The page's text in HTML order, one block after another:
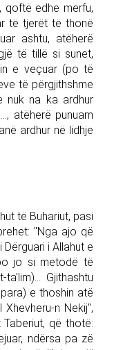
qoftë edhe merfu,
të tjerët të thonë
ashtu, atëherë
të tillë si sunet,
e veçuar (po të
të përgjithshme
nuk na ka ardhur
atëherë punuam
ardhur në lidhje
të Buhariut, pasi
"Nga ajo që
i Allahut e
jo si metodë të
Gjithashtu
e thoshin atë
n Nekij",
që thotë:
ndërsa pa zë